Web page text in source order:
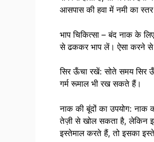
आसपास की हवा में नमी का
भाप चिकित्सा – बंद नाक के
से ढककर भाप लें। ऐसा करने से
सिर ऊँचा रखें: सोते समय सिर
गर्म रूमाल भी रख सकते हैं।
नाक की बूंदों का उपयोग: नाक
तेज़ी से खोल सकता है, लेकिन
इस्तेमाल करते हैं, तो इसका